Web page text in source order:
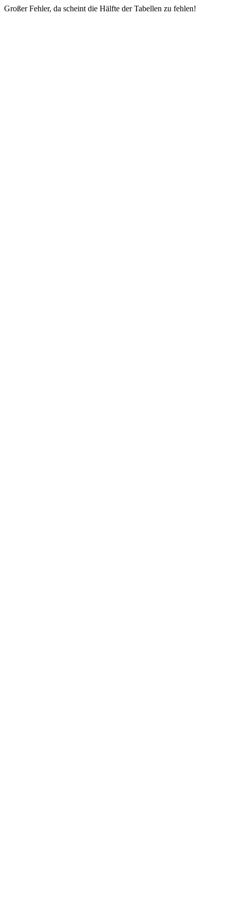
Großer Fehler, da scheint die Hälfte der Tabellen zu fehlen!